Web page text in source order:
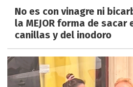
No es con vinagre ni
la MEJOR forma de sacar
canillas y del inodoro